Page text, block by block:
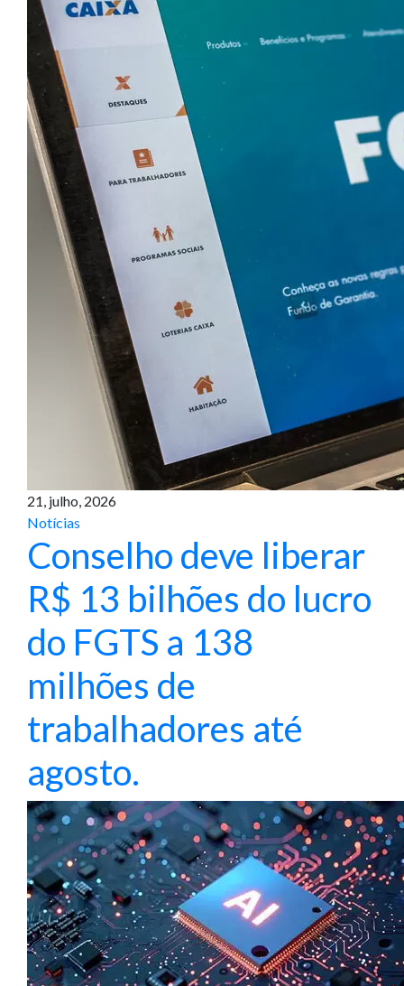
21, julho, 2026
Notícias
Conselho deve liberar
R$ 13 bilhões do lucro
do FGTS a 138
milhões de
trabalhadores até
agosto.